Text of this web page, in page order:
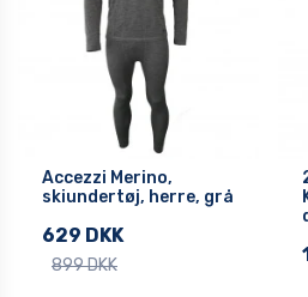
Accezzi Merino,
skiundertøj, herre, grå
629 DKK
899 DKK